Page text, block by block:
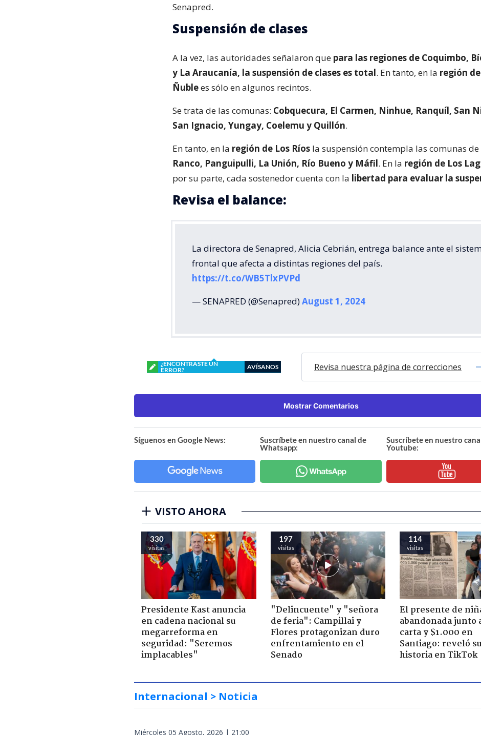
Senapred.
Suspensión de clases
A la vez, las autoridades señalaron que para las regiones de Coquimbo,
y La Araucanía, la suspensión de clases es total. En tanto, en la región
Ñublees sólo en algunos recintos.
Se trata de las comunas: Cobquecura, El Carmen, Ninhue, Ranquíl, San
San Ignacio, Yungay, Coelemu y Quillón.
En tanto, en la región de Los Ríos la suspensión contempla las comunas de
Ranco, Panguipulli, La Unión, Río Bueno y Máfil. En la región de Los
por su parte, cada sostenedor cuenta con la libertad para evaluar la
Revisa el balance:
La directora de Senapred, Alicia Cebrián, entrega balance ante el
frontal que afecta a distintas regiones del país.
https://t.co/WB5TlxPVPd
— SENAPRED (@Senapred)August 1, 2024
¿ENCONTRASTE UN
ERROR?
AVÍSANOS Revisa nuestra página de correcciones
Mostrar Comentarios
Síguenos en Google News:
Suscríbete en nuestro canal de
Whatsapp:
Suscríbete en nuestro
Youtube:
VISTO AHORA
330
visitas
Presidente Kast anuncia
en cadena nacional su
megarreforma en
seguridad: "Seremos
implacables"
197
visitas
"Delincuente" y "señora
de feria": Campillai y
Flores protagonizan duro
enfrentamiento en el
Senado
114
visitas
El presente de
abandonada junto
carta y $1.000 en
Santiago: reveló su
historia en TikTok
Internacional > Noticia
Miércoles 05 Agosto, 2026 | 21:00